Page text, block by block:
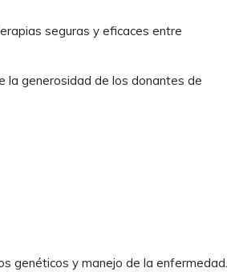
seguras y eficaces entre
la generosidad de los donantes de
genéticos y manejo de la enfermedad.